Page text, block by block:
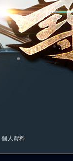
個人資料